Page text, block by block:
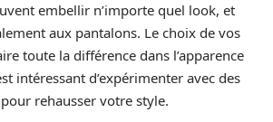
embellir n’importe quel look, et
aux pantalons. Le choix de vos
toute la différence dans l’apparence
intéressant d’expérimenter avec des
rehausser votre style.